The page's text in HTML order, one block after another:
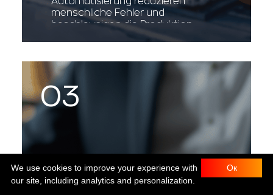
menschliche Fehler und
beschleunigen die Produktion,
wodurch eine höhere Genauigkeit
gewährleistet werden.
Ок
We use cookies to improve your experience with
our site, including analytics and personalization.